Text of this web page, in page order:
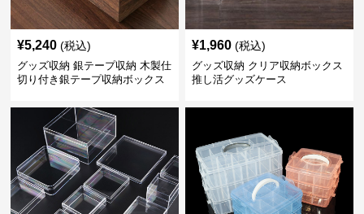
¥5,240 (税込)
グッズ収納 銀テープ収納 木製仕
切り付き銀テープ収納ボックス
¥1,960 (税込)
グッズ収納 クリア収納ボックス
推し活グッズケース